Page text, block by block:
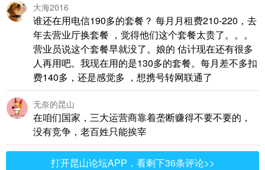
大海2016
谁还在用电信190多的套餐？ 每月月租费210-220，去
年去营业厅换套餐 ，觉得他们这个套餐太贵了。。。
营业员说这个套餐早就没了。娘的 估计现在还有很多
人再用吧。我现在用的是130多的套餐。每月差不多扣
费140多，还是感觉多 ，想携号转网联通了
无奈的昆山
在咱们国家，三大运营商靠着垄断赚得不要不要的，
没有竞争，老百姓只能挨宰
打开昆山论坛APP，看剩下36条评论>>